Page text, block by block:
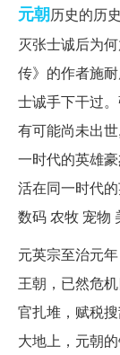
元朝历史的历
灭张士诚后为
传》的作者施
士诚手下干过
有可能尚未出
一时代的英雄
活在同一时代
数码 农牧 宠物
元英宗至治元
王朝，已然危
官扎堆，赋税
大地上，元朝